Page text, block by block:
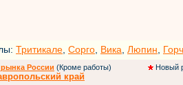
Тритикале Сорго Вика Люпин
России (Кроме работы)
Новый
край